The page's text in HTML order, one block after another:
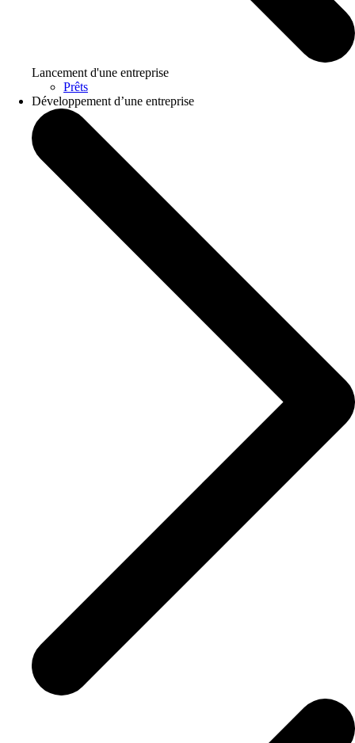
Lancement d'une entreprise
Prêts
Développement d’une entreprise